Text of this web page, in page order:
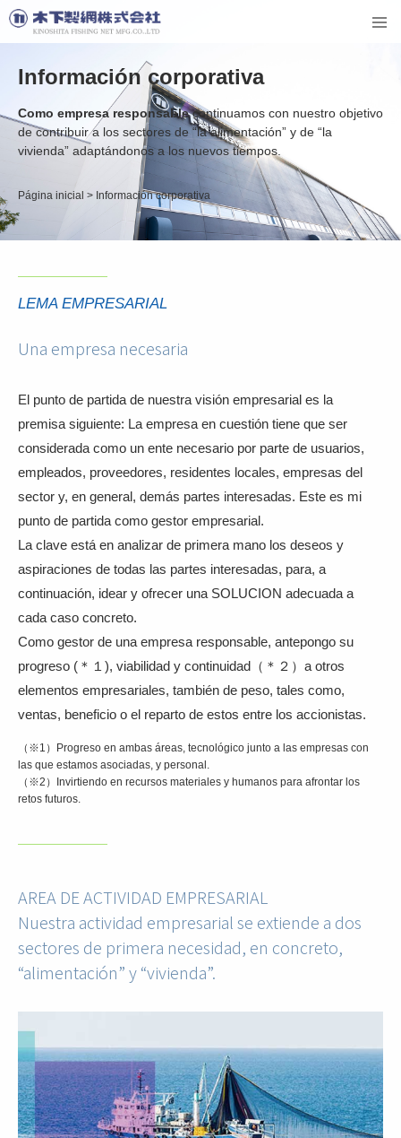
Información corporativa
Como empresa responsablecontinuamos con nuestro objetivo
de contribuira los sectores de “la alimentación” y de “la
vivienda” adaptándonos a los nuevos tiempos.
Página inicial > Información corporativa
LEMA EMPRESARIAL
Una empresa necesaria
El punto de partida de nuestra visión empresarial es la
premisa siguiente: La empresa en cuestión tiene que ser
considerada como un ente necesario por parte de usuarios,
empleados, proveedores, residentes locales, empresas del
sector y, en general, demás partes interesadas. Este es mi
punto de partida como gestor empresarial.
La clave está en analizar de primera mano los deseos y
aspiraciones de todas las partes interesadas, para, a
continuación, idear y ofrecer una SOLUCION adecuada a
cada caso concreto.
Como gestor de una empresa responsable, antepongo su
progreso (＊１), viabilidad y continuidad（＊２）a otros
elementos empresariales, también de peso, tales como,
ventas, beneficio o el reparto de estos entre los accionistas.
（※1）Progreso en ambas áreas, tecnológico junto a las empresas con
las que estamos asociadas, y personal.
（※2）Invirtiendo en recursos materiales y humanos para afrontar los
retos futuros.
AREA DE ACTIVIDAD EMPRESARIAL
Nuestra actividad empresarial se extiende a dos
sectores de primera necesidad, en concreto,
“alimentación” y “vivienda”.